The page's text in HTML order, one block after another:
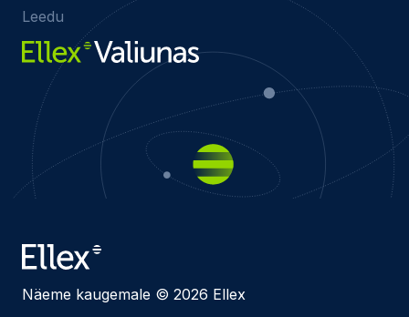
Leedu
Näeme kaugemale © 2026 Ellex